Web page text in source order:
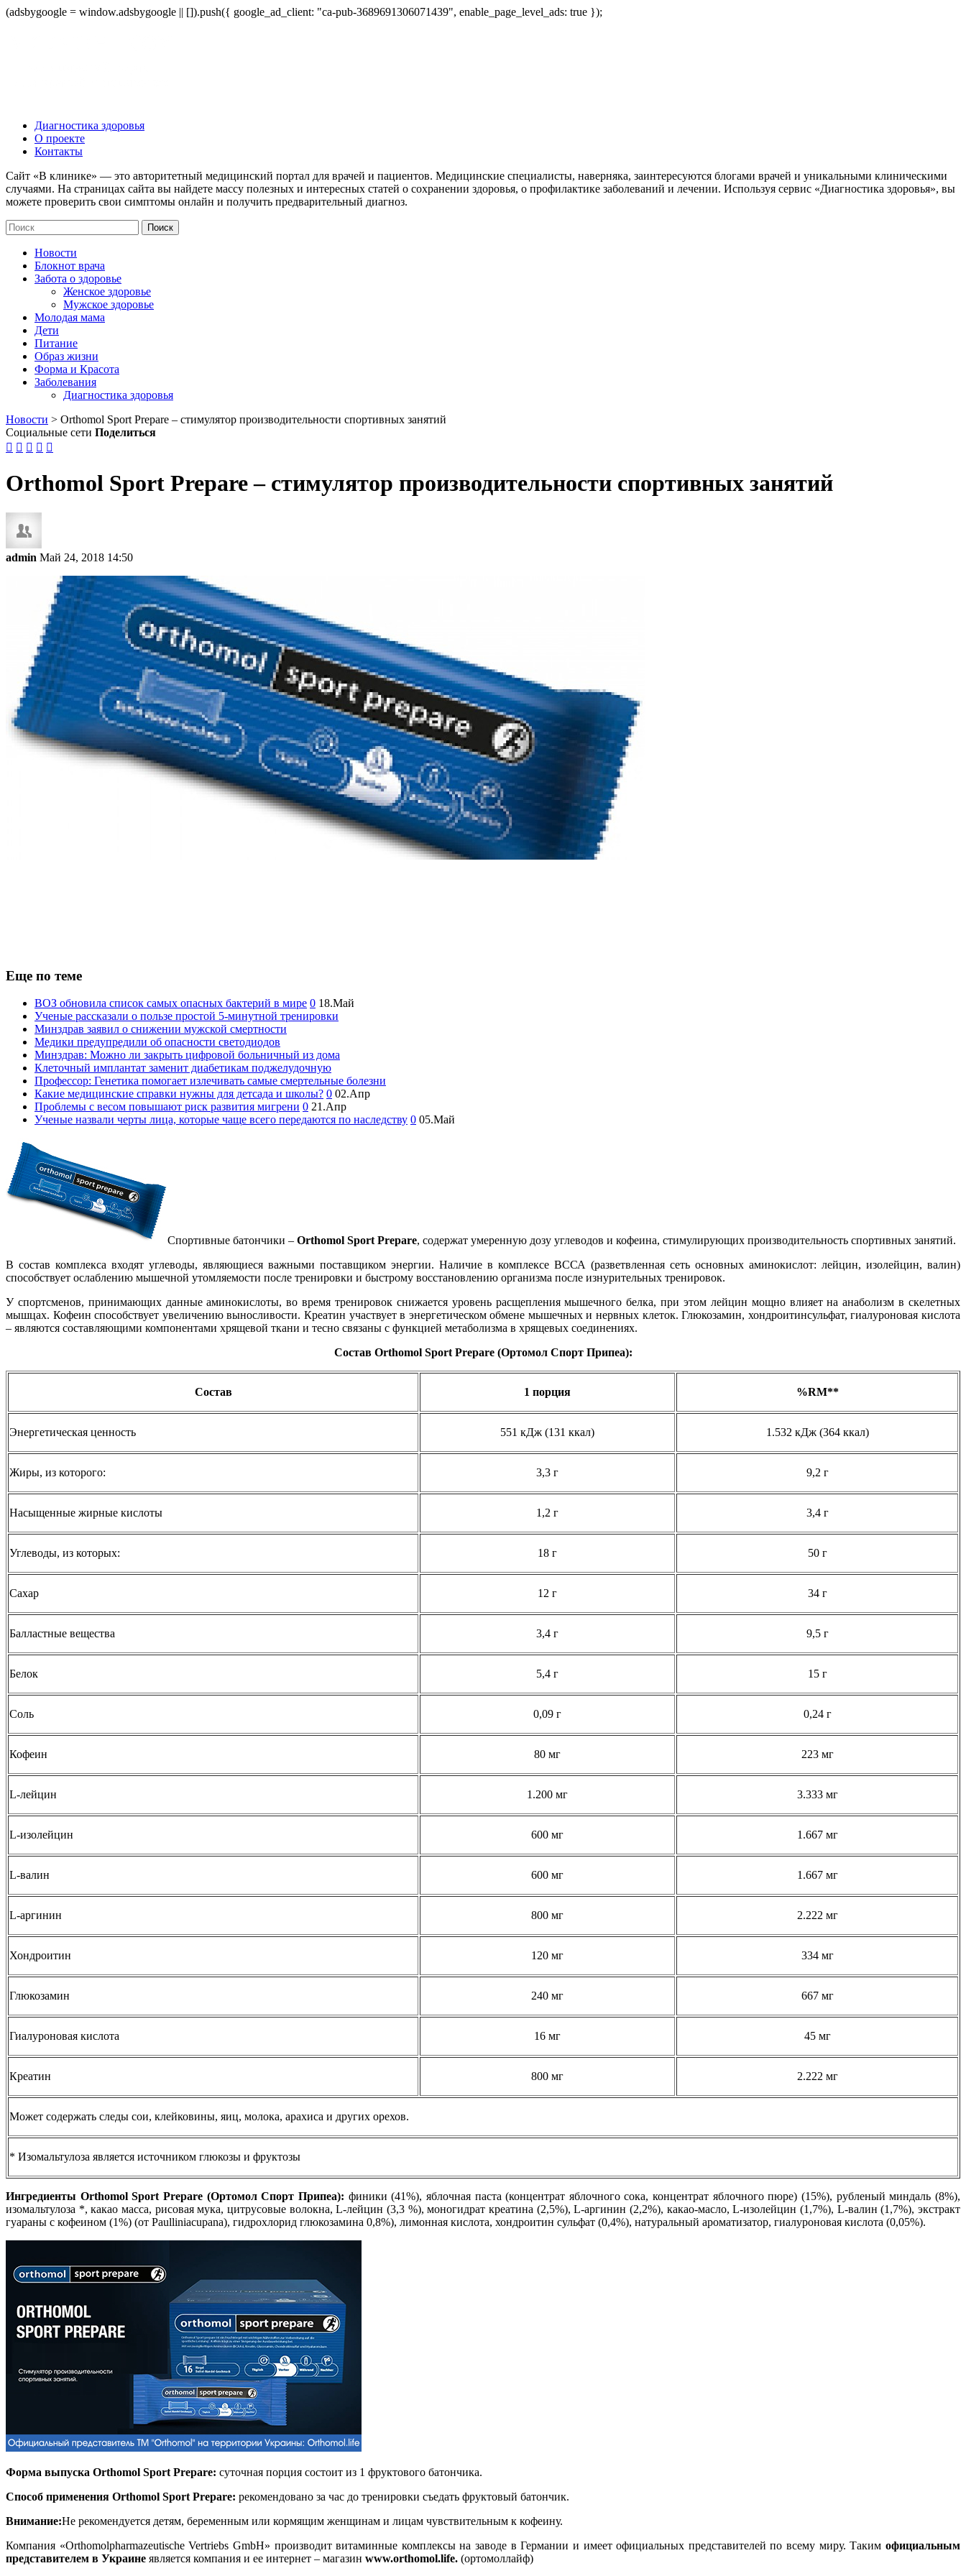
(adsbygoogle = window.adsbygoogle || []).push({ google_ad_client: "ca-pub-3689691306071439", enable_page_level_ads: true });
Диагностика здоровья
О проекте
Контакты
Сайт «В клинике» — это авторитетный медицинский портал для врачей и пациентов. Медицинские специалисты, наверняка, заинтересуются блогами врачей и уникальными клиническими
случаями. На страницах сайта вы найдете массу полезных и интересных статей о сохранении здоровья, о профилактике заболеваний и лечении. Используя сервис «Диагностика здоровья», вы
можете проверить свои симптомы онлайн и получить предварительный диагноз.
Новости
Блокнот врача
Забота о здоровье
Женское здоровье
Мужское здоровье
Молодая мама
Дети
Питание
Образ жизни
Форма и Красота
Заболевания
Диагностика здоровья
Новости > Orthomol Sport Prepare – стимулятор производительности спортивных занятий
Социальные сети Поделиться
    
Orthomol Sport Prepare – стимулятор производительности спортивных занятий
admin Май 24, 2018 14:50
Еще по теме
ВОЗ обновила список самых опасных бактерий в мире 0 18.Май
Ученые рассказали о пользе простой 5-минутной тренировки
Минздрав заявил о снижении мужской смертности
Медики предупредили об опасности светодиодов
Минздрав: Можно ли закрыть цифровой больничный из дома
Клеточный имплантат заменит диабетикам поджелудочную
Профессор: Генетика помогает излечивать самые смертельные болезни
Какие медицинские справки нужны для детсада и школы? 0 02.Апр
Проблемы с весом повышают риск развития мигрени 0 21.Апр
Ученые назвали черты лица, которые чаще всего передаются по наследству 0 05.Май
Спортивные батончики – Orthomol Sport Prepare, содержат умеренную дозу углеводов и кофеина, стимулирующих производительность спортивных занятий.
В состав комплекса входят углеводы, являющиеся важными поставщиком энергии. Наличие в комплексе ВССА (разветвленная сеть основных аминокислот: лейцин, изолейцин, валин)
способствует ослаблению мышечной утомляемости после тренировки и быстрому восстановлению организма после изнурительных тренировок.
У спортсменов, принимающих данные аминокислоты, во время тренировок снижается уровень расщепления мышечного белка, при этом лейцин мощно влияет на анаболизм в скелетных
мышцах. Кофеин способствует увеличению выносливости. Креатин участвует в энергетическом обмене мышечных и нервных клеток. Глюкозамин, хондроитинсульфат, гиалуроновая кислота
– являются составляющими компонентами хрящевой ткани и тесно связаны с функцией метаболизма в хрящевых соединениях.
Состав Orthomol Sport Prepare (Ортомол Спорт Припеа):
Состав 1 порция %RM**
Энергетическая ценность 551 кДж (131 ккал) 1.532 кДж (364 ккал)
Жиры, из которого: 3,3 г 9,2 г
Насыщенные жирные кислоты 1,2 г 3,4 г
Углеводы, из которых: 18 г 50 г
Сахар 12 г 34 г
Балластные вещества 3,4 г 9,5 г
Белок 5,4 г 15 г
Соль 0,09 г 0,24 г
Кофеин 80 мг 223 мг
L-лейцин 1.200 мг 3.333 мг
L-изолейцин 600 мг 1.667 мг
L-валин 600 мг 1.667 мг
L-аргинин 800 мг 2.222 мг
Хондроитин 120 мг 334 мг
Глюкозамин 240 мг 667 мг
Гиалуроновая кислота 16 мг 45 мг
Креатин 800 мг 2.222 мг
Может содержать следы сои, клейковины, яиц, молока, арахиса и других орехов.
* Изомальтулоза является источником глюкозы и фруктозы
Ингредиенты Orthomol Sport Prepare (Ортомол Спорт Припеа): финики (41%), яблочная паста (концентрат яблочного сока, концентрат яблочного пюре) (15%), рубленый миндаль (8%),
изомальтулоза *, какао масса, рисовая мука, цитрусовые волокна, L-лейцин (3,3 %), моногидрат креатина (2,5%), L-аргинин (2,2%), какао-масло, L-изолейцин (1,7%), L-валин (1,7%), экстракт
гуараны с кофеином (1%) (от Paulliniacupana), гидрохлорид глюкозамина 0,8%), лимонная кислота, хондроитин сульфат (0,4%), натуральный ароматизатор, гиалуроновая кислота (0,05%).
Форма выпуска Orthomol Sport Prepare: суточная порция состоит из 1 фруктового батончика.
Способ применения Orthomol Sport Prepare: рекомендовано за час до тренировки съедать фруктовый батончик.
Внимание:Не рекомендуется детям, беременным или кормящим женщинам и лицам чувствительным к кофеину.
Компания «Orthomolpharmazeutische Vertriebs GmbH» производит витаминные комплексы на заводе в Германии и имеет официальных представителей по всему миру. Таким официальным
представителем в Украине является компания и ее интернет – магазин www.orthomol.life. (ортомоллайф)